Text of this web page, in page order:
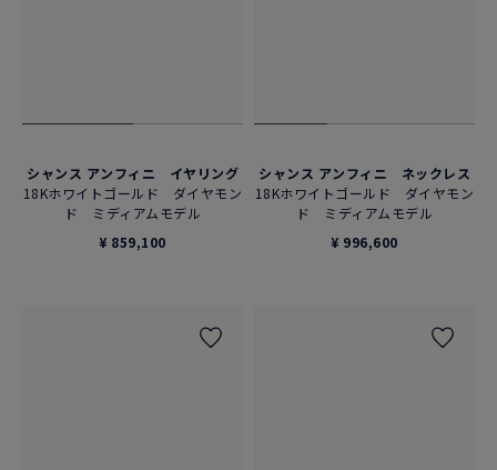
シャンス アンフィニ イヤリング
18Kホワイトゴールド ダイヤモン
ド ミディアムモデル
¥ 859,100
シャンス アンフィニ ネックレス
18Kホワイトゴールド ダイヤモン
ド ミディアムモデル
¥ 996,600